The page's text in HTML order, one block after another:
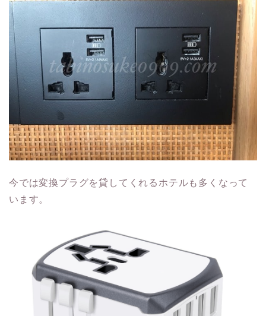
今では変換プラグを貸してくれるホテルも多くなって
います。